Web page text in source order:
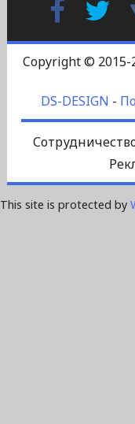
Copyright © 2015-
DS-DESIGN -
This site is protected by